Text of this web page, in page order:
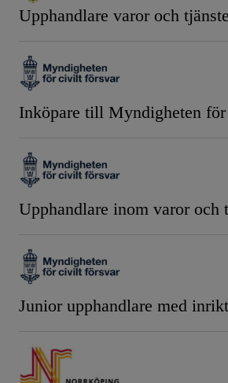
Upphandlare varor och
Inköpare till Myndigheten
Upphandlare inom varor och
Junior upphandlare med